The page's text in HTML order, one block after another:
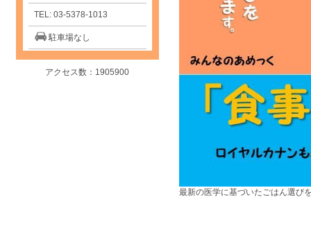
最新の医学に基づいたごはん選び
TEL: 03-5378-1013
駐車場なし
アクセス数：1905900